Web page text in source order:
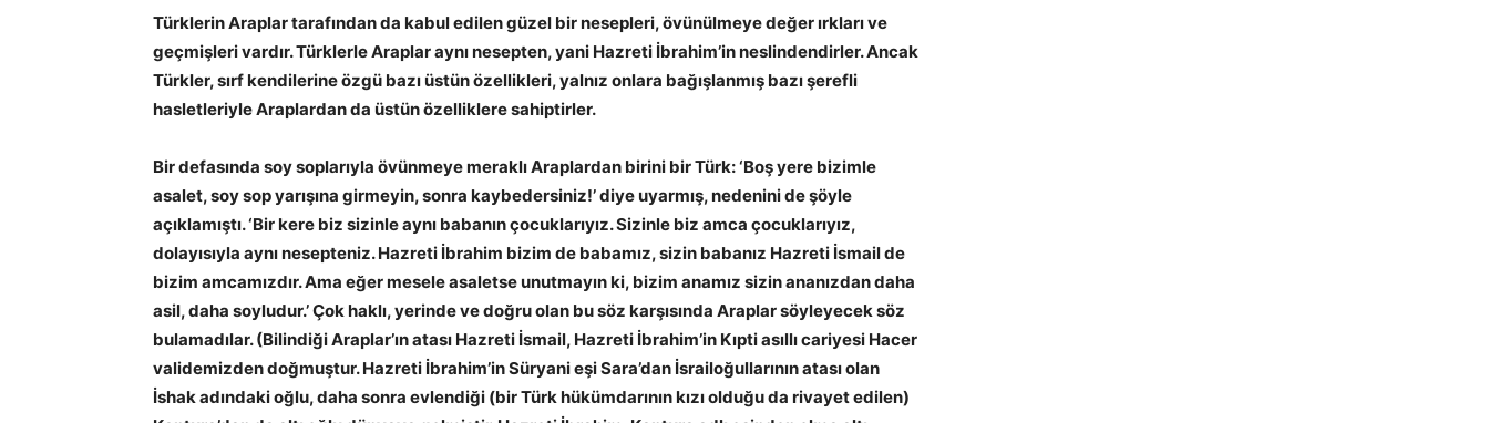
Türklerin Araplar tarafından da kabul edilen güzel bir nesepleri, övünülmeye değer ırkları ve
geçmişleri vardır. Türklerle Araplar aynı nesepten, yani Hazreti İbrahim’in neslindendirler. Ancak
Türkler, sırf kendilerine özgü bazı üstün özellikleri, yalnız onlara bağışlanmış bazı şerefli
hasletleriyle Araplardan da üstün özelliklere sahiptirler.
Bir defasında soy soplarıyla övünmeye meraklı Araplardan birini bir Türk: ‘Boş yere bizimle
asalet, soy sop yarışına girmeyin, sonra kaybedersiniz!’ diye uyarmış, nedenini de şöyle
açıklamıştı. ‘Bir kere biz sizinle aynı babanın çocuklarıyız. Sizinle biz amca çocuklarıyız,
dolayısıyla aynı nesepteniz. Hazreti İbrahim bizim de babamız, sizin babanız Hazreti İsmail de
bizim amcamızdır. Ama eğer mesele asaletse unutmayın ki, bizim anamız sizin ananızdan daha
asil, daha soyludur.’ Çok haklı, yerinde ve doğru olan bu söz karşısında Araplar söyleyecek söz
bulamadılar. (Bilindiği Araplar’ın atası Hazreti İsmail, Hazreti İbrahim’in Kıpti asıllı cariyesi Hacer
validemizden doğmuştur. Hazreti İbrahim’in Süryani eşi Sara’dan İsrailoğullarının atası olan
İshak adındaki oğlu, daha sonra evlendiği (bir Türk hükümdarının kızı olduğu da rivayet edilen)